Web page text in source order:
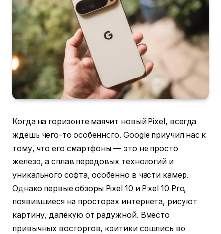
Когда на горизонте маячит новый Pixel, всегда
ждешь чего-то особенного. Google приучил нас к
тому, что его смартфоны — это не просто
железо, а сплав передовых технологий и
уникального софта, особенно в части камер.
Однако первые обзоры Pixel 10 и Pixel 10 Pro,
появившиеся на просторах интернета, рисуют
картину, далёкую от радужной. Вместо
привычных восторгов, критики сошлись во